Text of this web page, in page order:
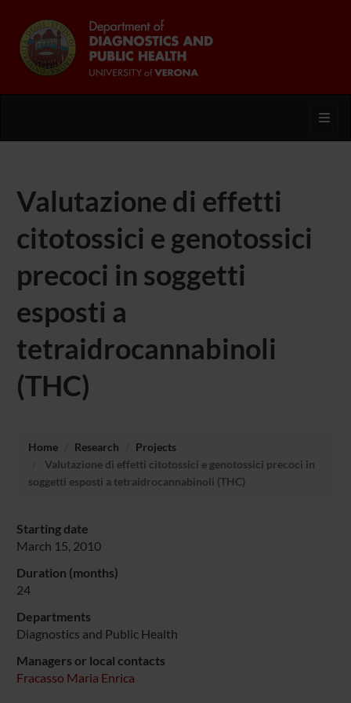
Valutazione di effetti
citotossici e genotossici
precoci in soggetti
esposti a
tetraidrocannabinoli
(THC)
Home Research
Projects
Valutazione di effetti citotossici e genotossici precoci in
soggetti esposti a tetraidrocannabinoli (THC)
Starting date
March 15, 2010
Duration (months)
24
Departments
Diagnostics and Public Health
Managers or local contacts
Fracasso Maria Enrica